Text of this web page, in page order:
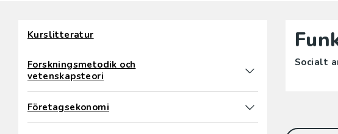
Kurslitteratur
Forskningsmetodik och
vetenskapsteori
Företagsekonomi
Socialt